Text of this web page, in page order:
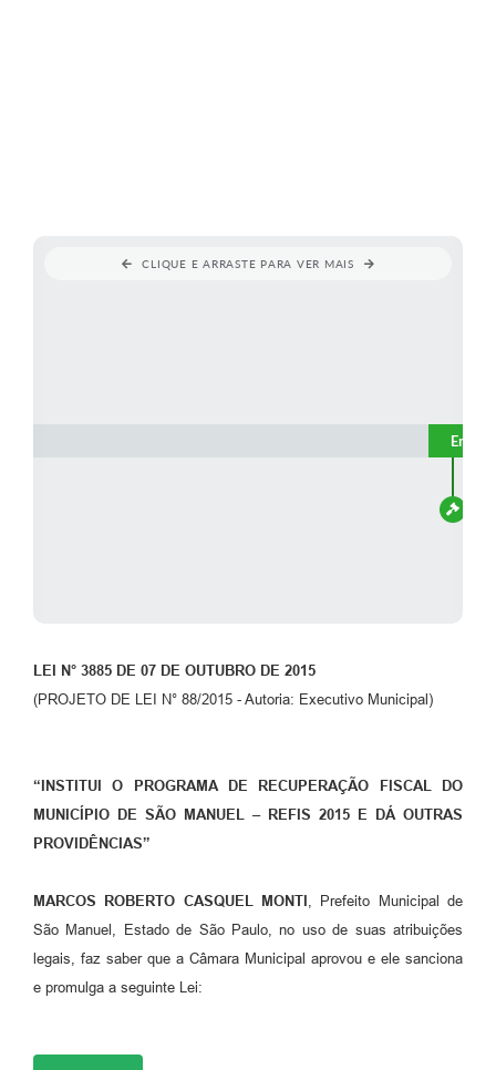
CLIQUE E ARRASTE PARA VER MAIS
Em
LEI N° 3885 DE 07 DE OUTUBRO DE 2015
(PROJETO DE LEI N° 88/2015 - Autoria: Executivo Municipal)
“INSTITUI O PROGRAMA DE RECUPERAÇÃO FISCAL DO
MUNICÍPIO DE SÃO MANUEL – REFIS 2015 E DÁ OUTRAS
PROVIDÊNCIAS”
MARCOS ROBERTO CASQUEL MONTI , Prefeito Municipal de
São Manuel, Estado de São Paulo, no uso de suas atribuições
legais, faz saber que a Câmara Municipal aprovou e ele sanciona
e promulga a seguinte Lei: